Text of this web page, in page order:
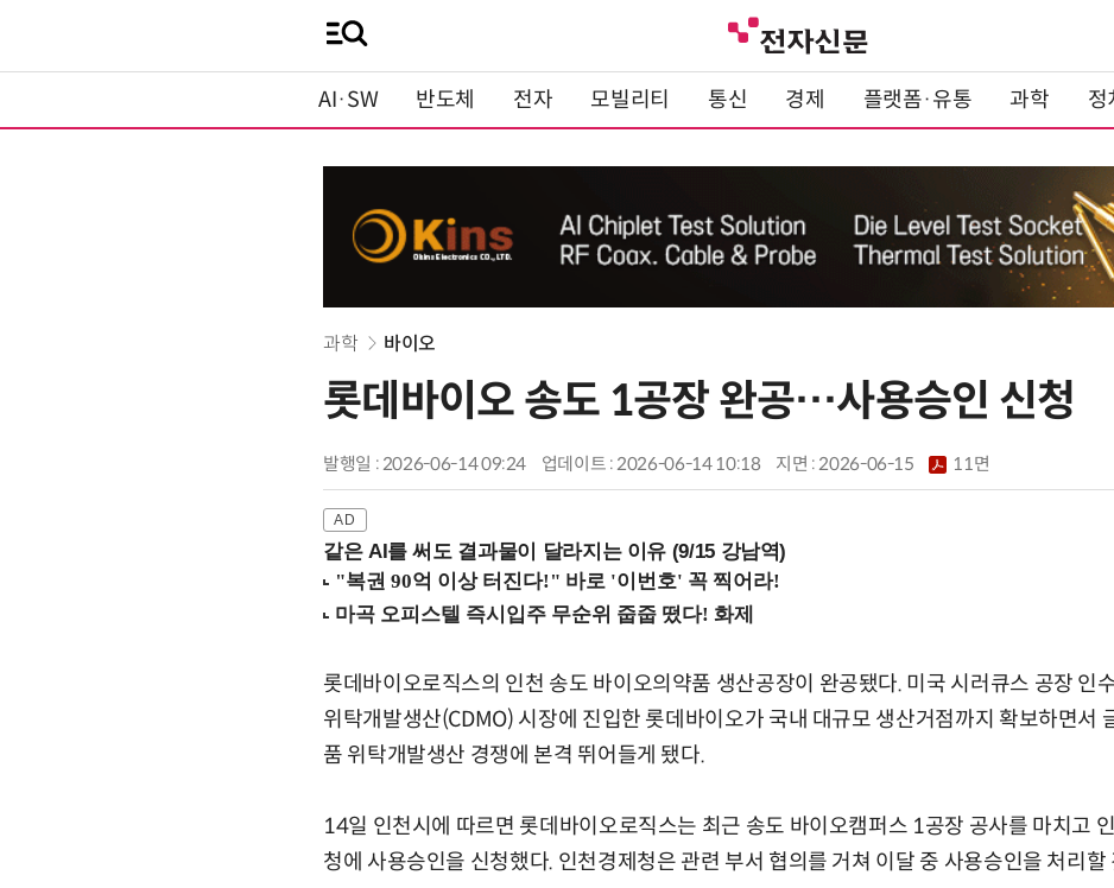
AI·SW 반도체 전자 모빌리티 통신 경제 플랫폼·유통 과학 정
과학 바이오
롯데바이오 송도 1공장 완공…사용승인 신청
발행일 : 2026-06-14 09:24 업데이트 : 2026-06-14 10:18 지면 :2026-06-15 11면
같은 AI를 써도 결과물이 달라지는 이유 (9/15 강남역)
롯데바이오로직스의 인천 송도 바이오의약품 생산공장이 완공됐다. 미국 시러큐스 공장 인
위탁개발생산(CDMO) 시장에 진입한 롯데바이오가 국내 대규모 생산거점까지 확보하면서
품 위탁개발생산 경쟁에 본격 뛰어들게 됐다.
14일 인천시에 따르면 롯데바이오로직스는 최근 송도 바이오캠퍼스 1공장 공사를 마치고
청에 사용승인을 신청했다. 인천경제청은 관련 부서 협의를 거쳐 이달 중 사용승인을 처리할